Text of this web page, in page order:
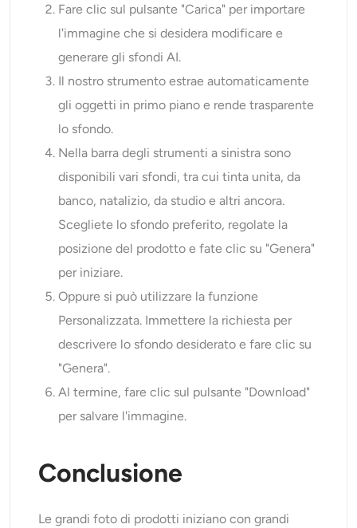
Fare clic sul pulsante "Carica" per importare
l'immagine che si desidera modificare e
generare gli sfondi AI.
Il nostro strumento estrae automaticamente
gli oggetti in primo piano e rende trasparente
lo sfondo.
Nella barra degli strumenti a sinistra sono
disponibili vari sfondi, tra cui tinta unita, da
banco, natalizio, da studio e altri ancora.
Scegliete lo sfondo preferito, regolate la
posizione del prodotto e fate clic su "Genera"
per iniziare.
Oppure si può utilizzare la funzione
Personalizzata. Immettere la richiesta per
descrivere lo sfondo desiderato e fare clic su
"Genera".
Al termine, fare clic sul pulsante "Download"
per salvare l'immagine.
Conclusione
Le grandi foto di prodotti iniziano con grandi